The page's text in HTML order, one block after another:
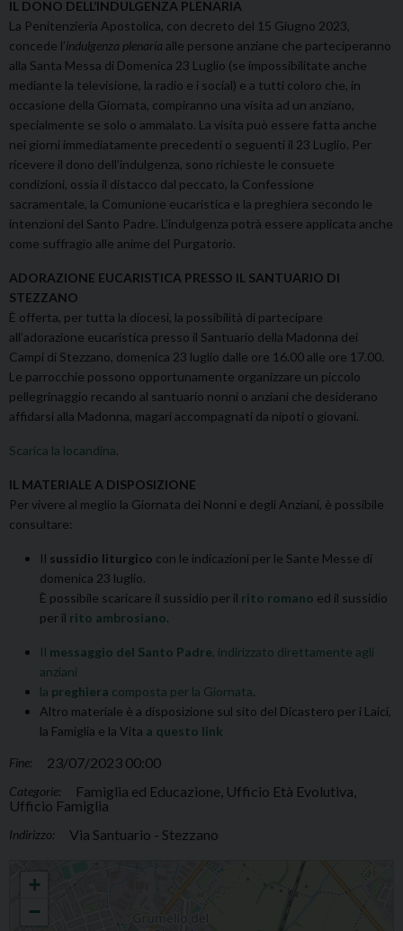
IL DONO DELL’INDULGENZA PLENARIA
La Penitenzieria Apostolica, con decreto del 15 Giugno 2023,
concede l’indulgenza plenaria alle persone anziane che parteciperanno
alla Santa Messa di Domenica 23 Luglio (se impossibilitate anche
mediante la televisione, la radio e i social) e a tutti coloro che, in
occasione della Giornata, compiranno una visita ad un anziano,
specialmente se solo o ammalato. La visita può essere fatta anche
nei giorni immediatamente precedenti o seguenti il 23 Luglio. Per
ricevere il dono dell’indulgenza, sono richieste le consuete
condizioni, ossia il distacco dal peccato, la Confessione
sacramentale, la Comunione eucaristica e la preghiera secondo le
intenzioni del Santo Padre. L’indulgenza potrà essere applicata anche
come suffragio alle anime del Purgatorio.
ADORAZIONE EUCARISTICA PRESSO IL SANTUARIO DI
STEZZANO
È offerta, per tutta la diocesi, la possibilità di partecipare
all’adorazione eucaristica presso il Santuario della Madonna dei
Campi di Stezzano, domenica 23 luglio dalle ore 16.00 alle ore 17.00.
Le parrocchie possono opportunamente organizzare un piccolo
pellegrinaggio recando al santuario nonni o anziani che desiderano
affidarsi alla Madonna, magari accompagnati da nipoti o giovani.
Scarica la locandina.
IL MATERIALE A DISPOSIZIONE
Per vivere al meglio la Giornata dei Nonni e degli Anziani, è possibile
consultare:
Il sussidio liturgico con le indicazioni per le Sante Messe di
domenica 23 luglio.
È possibile scaricare il sussidio per il rito romano ed il sussidio
per il rito ambrosiano.
Il messaggio del Santo Padre , indirizzato direttamente agli
anziani
la preghiera composta per la Giornata.
Altro materiale è a disposizione sul sito del Dicastero per i Laici,
la Famiglia e la Vita a questo link
Fine: 23/07/2023 00:00
Categorie:
Famiglia ed Educazione, Ufficio Età Evolutiva,
Ufficio Famiglia
Indirizzo: Via Santuario - Stezzano
Veglia per la Giornata dei nonni e degli anziani
+
−